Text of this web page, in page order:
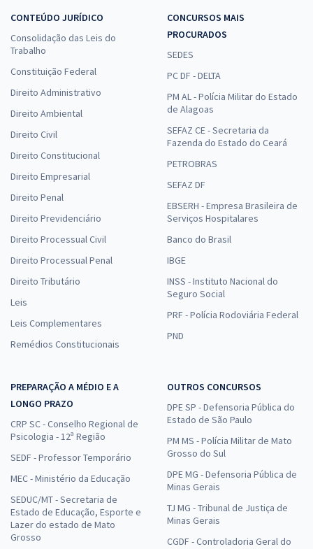
CONTEÚDO JURÍDICO
Consolidação das Leis do
Trabalho
Constituição Federal
Direito Administrativo
Direito Ambiental
Direito Civil
Direito Constitucional
Direito Empresarial
Direito Penal
Direito Previdenciário
Direito Processual Civil
Direito Processual Penal
Direito Tributário
Leis
Leis Complementares
Remédios Constitucionais
CONCURSOS MAIS
PROCURADOS
SEDES
PC DF - DELTA
PM AL - Polícia Militar do Estado
de Alagoas
SEFAZ CE - Secretaria da
Fazenda do Estado do Ceará
PETROBRAS
SEFAZ DF
EBSERH - Empresa Brasileira de
Serviços Hospitalares
Banco do Brasil
IBGE
INSS - Instituto Nacional do
Seguro Social
PRF - Polícia Rodoviária Federal
PND
PREPARAÇÃO A MÉDIO E A
LONGO PRAZO
CRP SC - Conselho Regional de
Psicologia - 12ª Região
SEDF - Professor Temporário
MEC - Ministério da Educação
SEDUC/MT - Secretaria de
Estado de Educação, Esporte e
Lazer do estado de Mato
Grosso
OUTROS CONCURSOS
DPE SP - Defensoria Pública do
Estado de São Paulo
PM MS - Polícia Militar de Mato
Grosso do Sul
DPE MG - Defensoria Pública de
Minas Gerais
TJ MG - Tribunal de Justiça de
Minas Gerais
CGDF - Controladoria Geral do